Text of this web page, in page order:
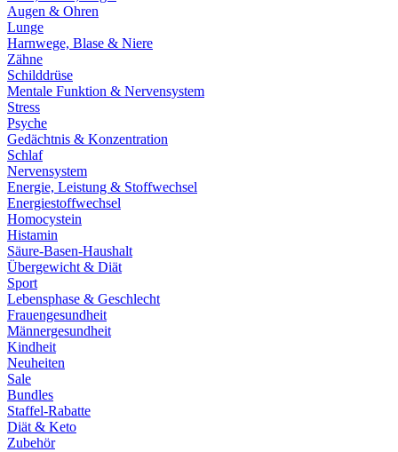
Augen & Ohren
Lunge
Harnwege, Blase & Niere
Zähne
Schilddrüse
Mentale Funktion & Nervensystem
Stress
Psyche
Gedächtnis & Konzentration
Schlaf
Nervensystem
Energie, Leistung & Stoffwechsel
Energiestoffwechsel
Homocystein
Histamin
Säure-Basen-Haushalt
Übergewicht & Diät
Sport
Lebensphase & Geschlecht
Frauengesundheit
Männergesundheit
Kindheit
Neuheiten
Sale
Bundles
Staffel-Rabatte
Diät & Keto
Zubehör